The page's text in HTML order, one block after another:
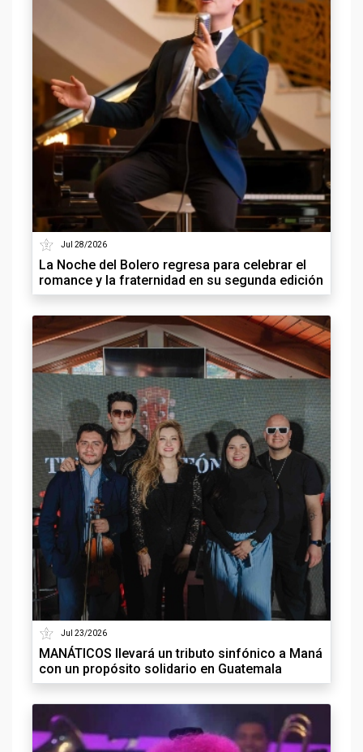
Jul 28/2026
La Noche del Bolero regresa para celebrar el
romance y la fraternidad en su segunda edición
Jul 23/2026
MANÁTICOS llevará un tributo sinfónico a Maná
con un propósito solidario en Guatemala